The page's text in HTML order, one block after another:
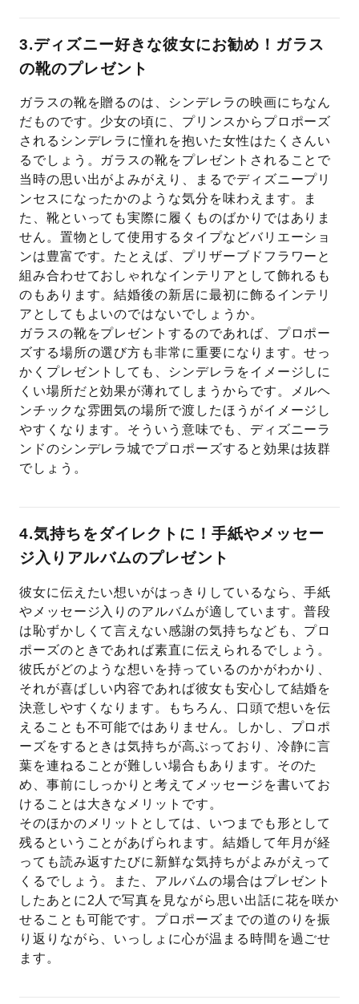
3.ディズニー好きな彼女にお勧め！ガラス
の靴のプレゼント
ガラスの靴を贈るのは、シンデレラの映画にちなん
だものです。少女の頃に、プリンスからプロポーズ
されるシンデレラに憧れを抱いた女性はたくさんい
るでしょう。ガラスの靴をプレゼントされることで
当時の思い出がよみがえり、まるでディズニープリ
ンセスになったかのような気分を味わえます。ま
た、靴といっても実際に履くものばかりではありま
せん。置物として使用するタイプなどバリエーショ
ンは豊富です。たとえば、プリザーブドフラワーと
組み合わせておしゃれなインテリアとして飾れるも
のもあります。結婚後の新居に最初に飾るインテリ
アとしてもよいのではないでしょうか。
ガラスの靴をプレゼントするのであれば、プロポー
ズする場所の選び方も非常に重要になります。せっ
かくプレゼントしても、シンデレラをイメージしに
くい場所だと効果が薄れてしまうからです。メルヘ
ンチックな雰囲気の場所で渡したほうがイメージし
やすくなります。そういう意味でも、ディズニーラ
ンドのシンデレラ城でプロポーズすると効果は抜群
でしょう。
4.気持ちをダイレクトに！手紙やメッセー
ジ入りアルバムのプレゼント
彼女に伝えたい想いがはっきりしているなら、手紙
やメッセージ入りのアルバムが適しています。普段
は恥ずかしくて言えない感謝の気持ちなども、プロ
ポーズのときであれば素直に伝えられるでしょう。
彼氏がどのような想いを持っているのかがわかり、
それが喜ばしい内容であれば彼女も安心して結婚を
決意しやすくなります。もちろん、口頭で想いを伝
えることも不可能ではありません。しかし、プロポ
ーズをするときは気持ちが高ぶっており、冷静に言
葉を連ねることが難しい場合もあります。そのた
め、事前にしっかりと考えてメッセージを書いてお
けることは大きなメリットです。
そのほかのメリットとしては、いつまでも形として
残るということがあげられます。結婚して年月が経
っても読み返すたびに新鮮な気持ちがよみがえって
くるでしょう。また、アルバムの場合はプレゼント
したあとに2人で写真を見ながら思い出話に花を咲か
せることも可能です。プロポーズまでの道のりを振
り返りながら、いっしょに心が温まる時間を過ごせ
ます。